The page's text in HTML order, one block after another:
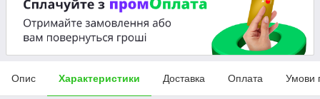
Опис Характеристики Доставка Оплата Умови